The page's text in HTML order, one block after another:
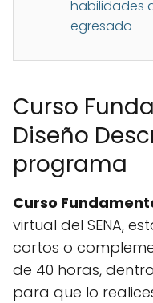
habilidades
egresado
Curso
Diseño
programa
Curso
virtual del SENA,
cortos o
de 40 horas,
para que lo